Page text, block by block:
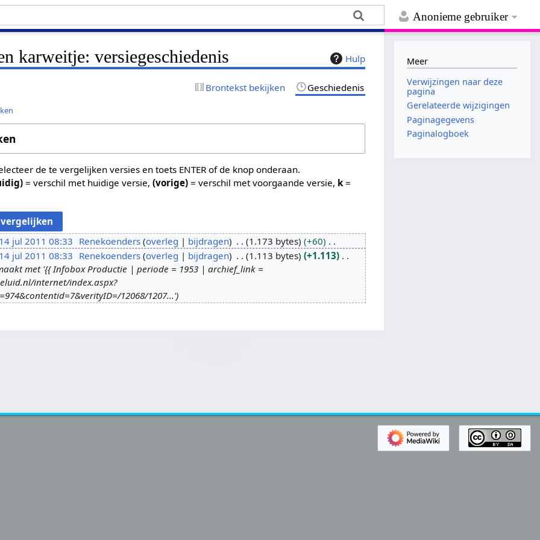
Anonieme gebruiker
Hulp
karweitje: versiegeschiedenis
Brontekst bekijken Geschiedenis
de te vergelijken versies en toets ENTER of de knop onderaan.
= verschil met huidige versie,(vorige) = verschil met voorgaande versie, k =
14 jul 2011 08:33 Renekoenders overleg bijdragen 1.173 bytes
+60
14 jul 2011 08:33 Renekoenders overleg bijdragen 1.113 bytes
+1.113
met '{{ Infobox Productie | periode = 1953 | archief_link =
internet/index.aspx?
12068/1207...'
Meer
Verwijzingen naar deze
pagina
Gerelateerde wijzigingen
Paginagegevens
Paginalogboek